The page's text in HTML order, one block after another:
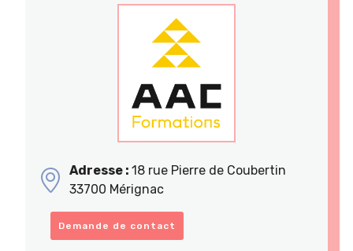
Adresse : 18 rue Pierre de Coubertin
33700 Mérignac
Demande de contact